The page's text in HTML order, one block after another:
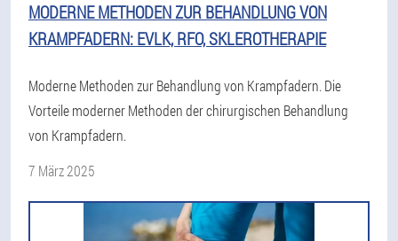
MODERNE METHODEN ZUR BEHANDLUNG VON
KRAMPFADERN: EVLK, RFO, SKLEROTHERAPIE
Moderne Methoden zur Behandlung von Krampfadern. Die
Vorteile moderner Methoden der chirurgischen Behandlung
von Krampfadern.
7 März 2025